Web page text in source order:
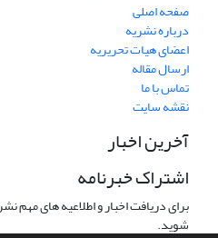
صفحه اصلی
درباره نشریه
اعضای هیات تحریریه
ارسال مقاله
تماس با ما
نقشه سایت
آخرین اخبار
اشتراک خبرنامه
برای دریافت اخبار و اطلاعیه های مهم
شوید.